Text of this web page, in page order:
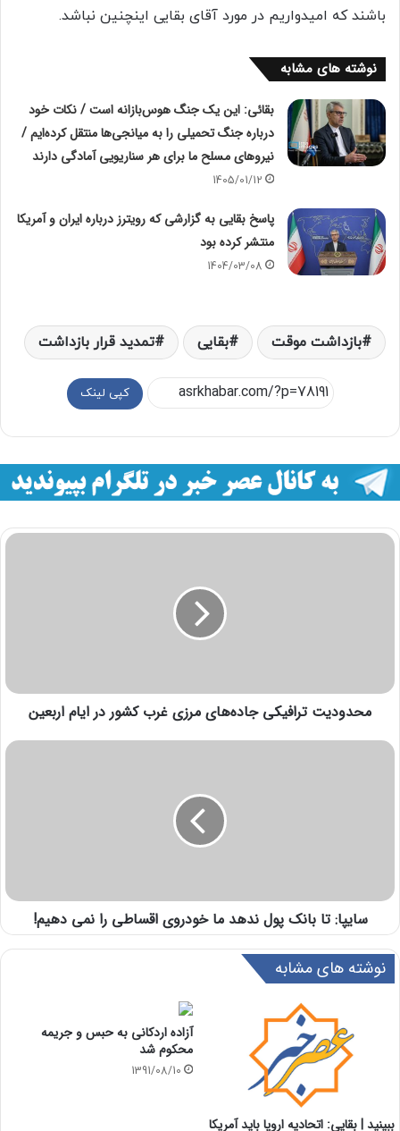
باشند که امیدواریم در مورد آقای بقایی اینچنین نباشد.
نوشته های مشابه
بقائی: این یک جنگ هوس‌بازانه است / نکات خود
درباره جنگ تحمیلی را به میانجی‌ها منتقل کرده‌ایم /
نیروهای مسلح ما برای هر سناریویی آمادگی دارند
1405/01/12
پاسخ بقایی به گزارشی که رویترز درباره ایران و آمریکا
منتشر کرده بود
1404/03/08
بازداشت موقت بقایی تمدید قرار بازداشت
کپی لینک
‌محدودیت‌‌‌ ترافیکی‌ جاده‌‌های مرزی غرب کشور در ایام اربعین‌
سایپا: تا بانک پول ندهد ما خودروی اقساطی را نمی دهیم!
نوشته های مشابه
ببینید | بقایی: اتحادیه اروپا باید آمریکا
آزاده اردکانی به حبس و جریمه
محکوم شد
1391/08/10